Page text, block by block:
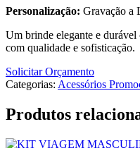
Personalização: Gravação a
Um brinde elegante e durável
com qualidade e sofisticação.
Solicitar Orçamento
Categorias: Acessórios
Produtos